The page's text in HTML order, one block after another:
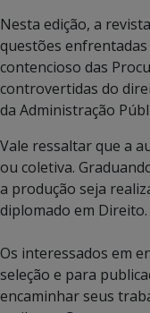
Nesta edição, a
questões
contencioso das
controvertidas do
da Administração
Vale ressaltar que a
ou coletiva.
a produção seja
diplomado em Direito.
Os interessados em
seleção e para
encaminhar seus